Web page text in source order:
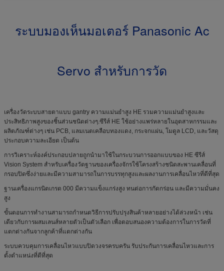
ระบบมองเห็นมอเตอร์ Panasonic Ac
Servo สําหรับการวัด
เครื่องวัดระบบสายตาแบบ gantry ความแม่นยําสูง HE รวมความแม่นยําสูงและ
ประสิทธิภาพสูงของชิ้นส่วนชนิดต่างๆ.ซีรีส์ HE ใช้อย่างแพร่หลายในอุตสาหกรรมและ
ผลิตภัณฑ์ต่างๆ เช่น PCB, แลมเนตเคลือบทองแดง, กระจกแผ่น, โมดูล LCD, และวัสดุ
ประกอบความละเอียด เป็นต้น
การวิเคราะห์องค์ประกอบปลายถูกนํามาใช้ในกระบวนการออกแบบของ HE ซีรีส์
Vision System สําหรับเครื่องวัดฐานของเครื่องจักรใช้โครงสร้างชนิดสะพานเคลื่อนที่
กรอบปิดซึ่งง่ายและมีความสามารถในการบรรทุกสูงและผลงานการเคลื่อนไหวที่ดีที่สุด
ฐานเครื่องแกรนิตเกรด 000 มีความแข็งแกร่งสูง ทนต่อการกัดกร่อน และมีความมั่นคง
สูง
ขั้นตอนการทํางานสามารถกําหนดวิธีการปรับปรุงสินค้าหลายอย่างได้ล่วงหน้า เช่น
เดียวกับการผสมเลนส์หลายตัวเป็นตัวเลือก เพื่อตอบสนองความต้องการในการวัดที่
แตกต่างกันจากลูกค้าที่แตกต่างกัน
ระบบควบคุมการเคลื่อนไหวแบบปิดวงจรครบครัน รับประกันการเคลื่อนไหวและการ
ตั้งตําแหน่งที่ดีที่สุด